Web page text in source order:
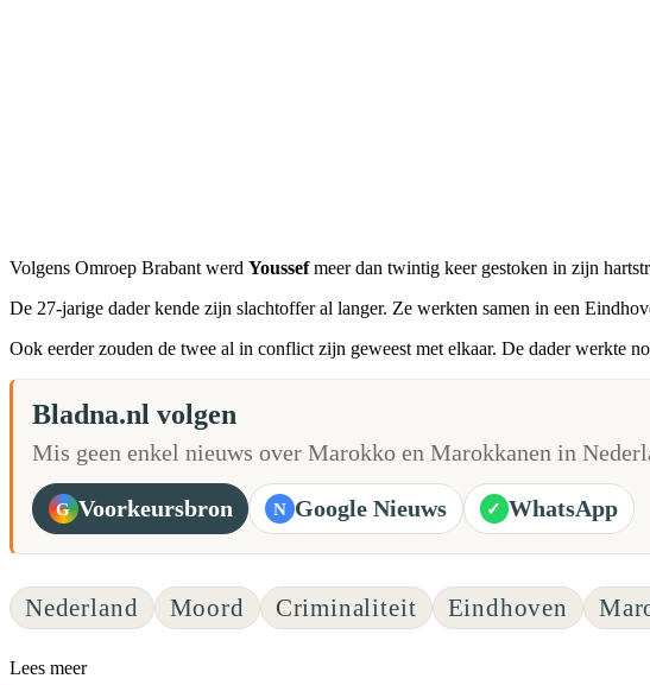
Volgens Omroep Brabant werd Youssefmeer dan twintig keer gestoken in zijn
De 27-jarige dader kende zijn slachtoffer al langer. Ze werkten samen in een
Ook eerder zouden de twee al in conflict zijn geweest met elkaar. De dader
Bladna.nl volgen
Mis geen enkel nieuws over Marokko en Marokkanen in
G Voorkeursbron N Google Nieuws ✓ WhatsApp
Nederland Moord Criminaliteit Eindhoven
Lees meer